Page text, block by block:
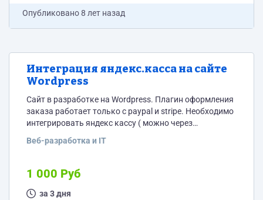
Опубликовано8 лет назад
Интеграция яндекс.касса на сайте
Wordpress
Сайт в разработке на Wordpress. Плагин оформления
заказа работает только с paypal и stripe. Необходимо
интегрировать яндекс кассу ( можно через
оплате заказа выводить форму или сразу
данные заказа.
Веб-разработка и IT
1 000 Руб
за 3 дня